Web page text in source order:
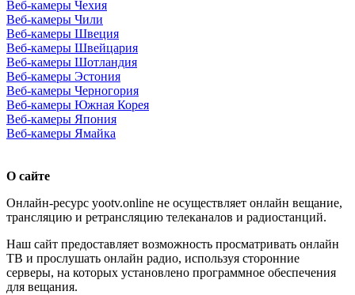
Веб-камеры Чехия
Веб-камеры Чили
Веб-камеры Швеция
Веб-камеры Швейцария
Веб-камеры Шотландия
Веб-камеры Эстония
Веб-камеры Черногория
Веб-камеры Южная Корея
Веб-камеры Япония
Веб-камеры Ямайка
О сайте
Онлайн-ресурс yootv.online не осуществляет онлайн вещание,
трансляцию и ретрансляцию телеканалов и радиостанций.
Наш сайт предоставляет возможность просматривать онлайн
ТВ и прослушать онлайн радио, используя сторонние
серверы, на которых установлено программное обеспечения
для вещания.